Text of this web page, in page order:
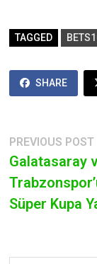
TAGGED
SHARE
POST
PREVIOUS POST
Galatasaray
Süper Kupa